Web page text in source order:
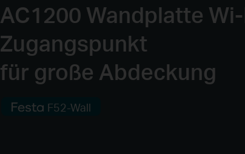
AC1200 Wandplatte
Zugangspunkt
für große Abdeckung
F52-Wall